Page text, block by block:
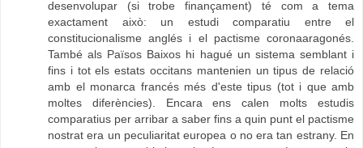
desenvolupar (si trobe finançament) té com a tema
exactament això: un estudi comparatiu entre el
constitucionalisme anglés i el pactisme coronaaragonés.
També als Països Baixos hi hagué un sistema semblant i
fins i tot els estats occitans mantenien un tipus de relació
amb el monarca francés més d'este tipus (tot i que amb
moltes diferències). Encara ens calen molts estudis
comparatius per arribar a saber fins a quin punt el pactisme
nostrat era un peculiaritat europea o no era tan estrany. En